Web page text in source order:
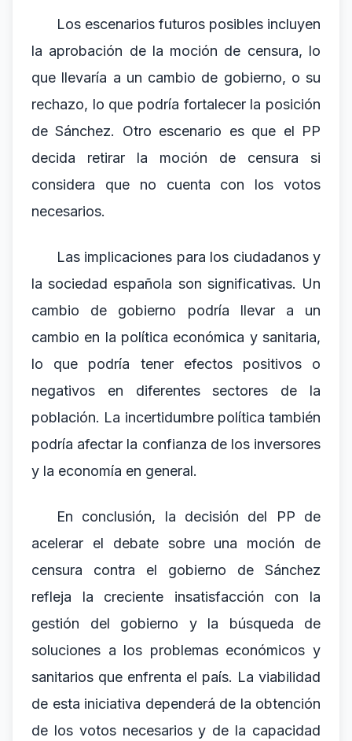
Los escenarios futuros posibles incluyen
la aprobación de la moción de censura, lo
que llevaría a un cambio de gobierno, o su
rechazo, lo que podría fortalecer la posición
de Sánchez. Otro escenario es que el PP
decida retirar la moción de censura si
considera que no cuenta con los votos
necesarios.
Las implicaciones para los ciudadanos y
la sociedad española son significativas. Un
cambio de gobierno podría llevar a un
cambio en la política económica y sanitaria,
lo que podría tener efectos positivos o
negativos en diferentes sectores de la
población. La incertidumbre política también
podría afectar la confianza de los inversores
y la economía en general.
En conclusión, la decisión del PP de
acelerar el debate sobre una moción de
censura contra el gobierno de Sánchez
refleja la creciente insatisfacción con la
gestión del gobierno y la búsqueda de
soluciones a los problemas económicos y
sanitarios que enfrenta el país. La viabilidad
de esta iniciativa dependerá de la obtención
de los votos necesarios y de la capacidad